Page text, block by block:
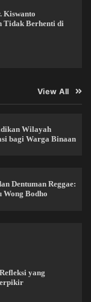
Kiswanto
Tidak Berhenti di
View All
Wilayah
bagi Warga Binaan
Dentuman Reggae:
Bodho
yang